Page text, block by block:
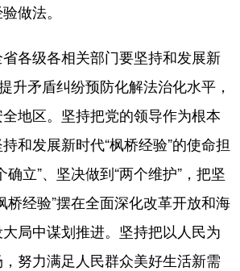
做法。
级各相关部门要坚持和发展新
升矛盾纠纷预防化解法治化水平，
地区。坚持把党的领导作为根本
和发展新时代“枫桥经验”的使命担
确立”、坚决做到“两个维护”，把坚
桥经验”摆在全面深化改革开放和海
局中谋划推进。坚持把以人民为
努力满足人民群众美好生活新需